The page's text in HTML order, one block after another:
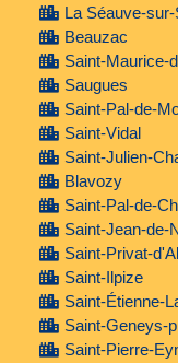
La Séauve-
Beauzac
Saint-Maurice-
Saugues
Saint-Pal-de-
Saint-Vidal
Saint-Julien-
Blavozy
Saint-Pal-de-
Saint-Jean-de-
Saint-Privat-
Saint-Ilpize
Saint-Étienne-
Saint-Geneys-
Saint-Pierre-